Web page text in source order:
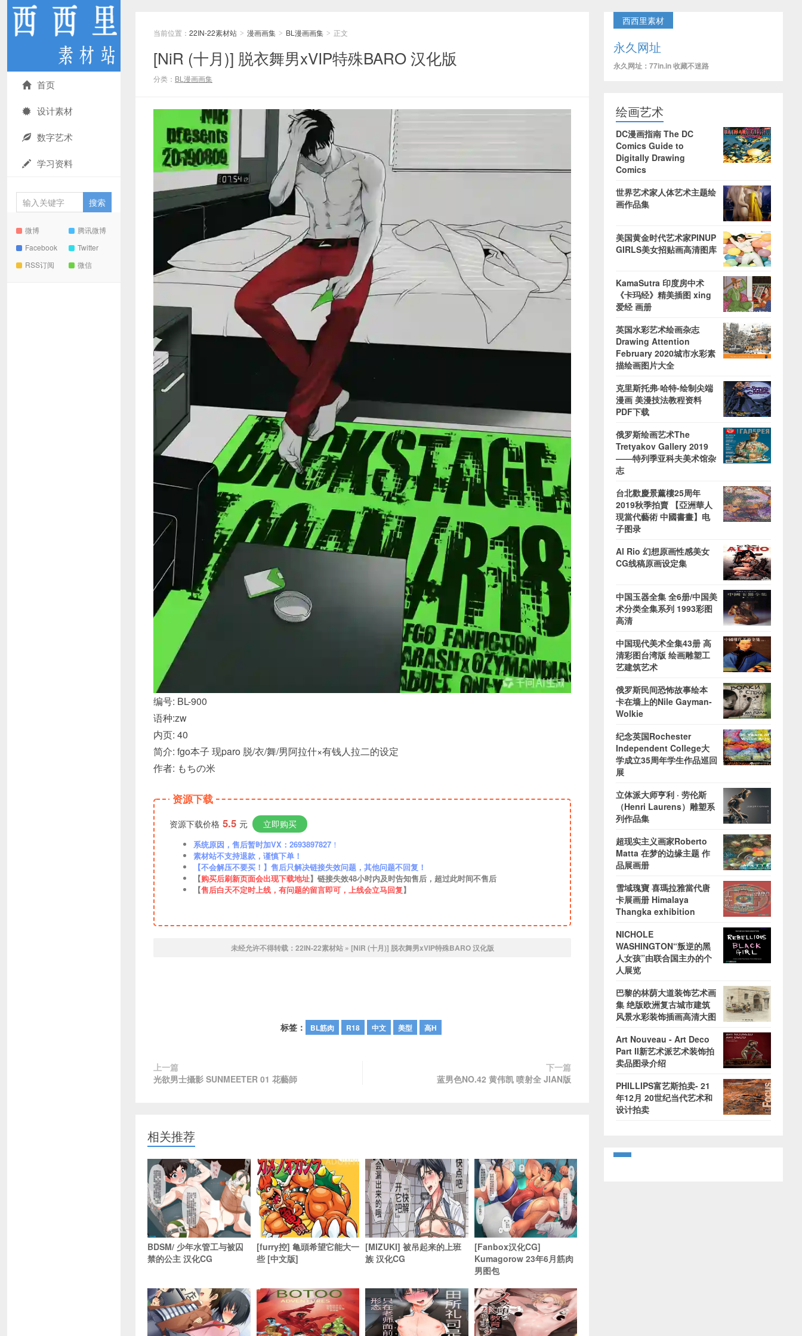
首页
设计素材
数字艺术
学习资料
微博
腾讯微博
Facebook
Twitter
RSS订阅
微信
当前位置： 22IN-22素材站 > 漫画画集 > BL漫画画集 > 正文
[NiR (十月)] 脱衣舞男xVIP特殊BARO 汉化版
分类： BL漫画画集
编号: BL-900
语种:zw
内页: 40
简介: fgo本子 现paro 脱/衣/舞/男阿拉什×有钱人拉二的设定
作者: もちの米
资源下载
资源下载价格 5.5 元 立即购买
系统原因，售后暂时加VX：2693897827 ！
素材站不支持退款，谨慎下单！
【不会解压不要买！】售后只解决链接失效问题，其他问题不回复！
【购买后刷新页面会出现下载地址】链接失效48小时内及时告知售后，超过此时间不售后
【售后白天不定时上线，有问题的留言即可，上线会立马回复】
未经允许不得转载： 22IN-22素材站» [NiR (十月)] 脱衣舞男xVIP特殊BARO 汉化版
标签： BL筋肉 R18 中文 美型 高H
上一篇
光欲男士攝影 SUNMEETER 01 花藝師
下一篇
蓝男色NO.42 黄伟凯 喷射全 JIAN版
相关推荐
BDSM/ 少年水管工与被囚
禁的公主 汉化CG
[furry控] 亀頭希望它能大一
些 [中文版]
[MIZUKI] 被吊起来的上班
族 汉化CG
[Fanbox汉化CG]
Kumagorow 23年6月筋肉
男图包
西西里素材
永久网址
永久网址：77in.in 收藏不迷路
绘画艺术
DC漫画指南 The DC
Comics Guide to
Digitally Drawing
Comics
世界艺术家人体艺术主题绘
画作品集
美国黄金时代艺术家PINUP
GIRLS美女招贴画高清图库
KamaSutra 印度房中术
《卡玛经》精美插图 xing
爱经 画册
英国水彩艺术绘画杂志
Drawing Attention
February 2020城市水彩素
描绘画图片大全
克里斯托弗·哈特-绘制尖端
漫画 美漫技法教程资料
PDF下载
俄罗斯绘画艺术The
Tretyakov Gallery 2019
——特列季亚科夫美术馆杂
志
台北歡慶景薰樓25周年
2019秋季拍賣 【亞洲華人
現當代藝術 中國書畫】电
子图录
Al Rio 幻想原画性感美女
CG线稿原画设定集
中国玉器全集 全6册/中国美
术分类全集系列 1993彩图
高清
中国现代美术全集43册 高
清彩图台湾版 绘画雕塑工
艺建筑艺术
俄罗斯民间恐怖故事绘本
卡在墙上的Nile Gayman-
Wolkie
纪念英国Rochester
Independent College大
学成立35周年学生作品巡回
展
立体派大师亨利 · 劳伦斯
（Henri Laurens）雕塑系
列作品集
超现实主义画家Roberto
Matta 在梦的边缘主题 作
品展画册
雪域瑰寶 喜瑪拉雅當代唐
卡展画册 Himalaya
Thangka exhibition
NICHOLE
WASHINGTON“叛逆的黑
人女孩”由联合国主办的个
人展览
巴黎的林荫大道装饰艺术画
集 绝版欧洲复古城市建筑
风景水彩装饰插画高清大图
Art Nouveau - Art Deco
Part II新艺术派艺术装饰拍
卖品图录介绍
PHILLIPS富艺斯拍卖- 21
年12月 20世纪当代艺术和
设计拍卖